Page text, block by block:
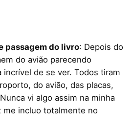
passagem do livro: Depois do
do avião parecendo
incrível de se ver. Todos tiram
do avião, das placas,
vi algo assim na minha
me incluo totalmente no